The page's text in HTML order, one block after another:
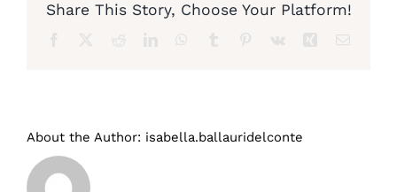
Share This Story, Choose Your Platform!
About the Author: isabella.ballauridelconte